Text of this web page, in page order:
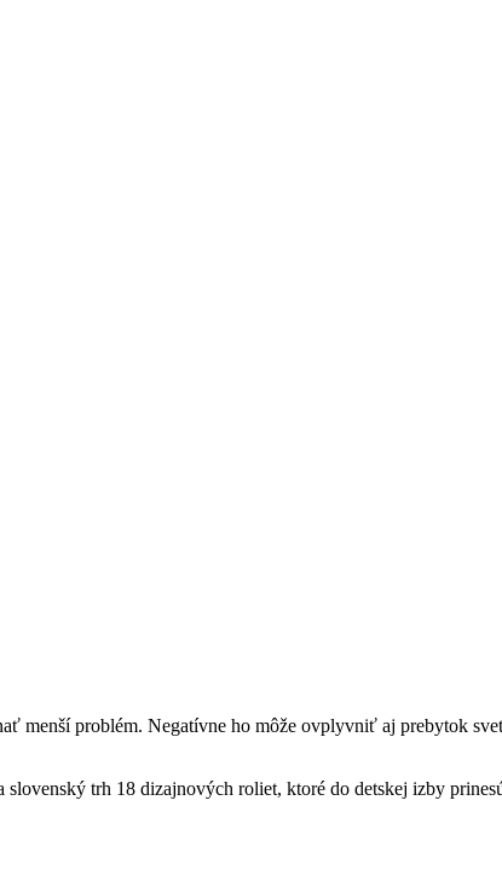
menší problém. Negatívne ho môže ovplyvniť aj prebytok
trh 18 dizajnových roliet, ktoré do detskej izby